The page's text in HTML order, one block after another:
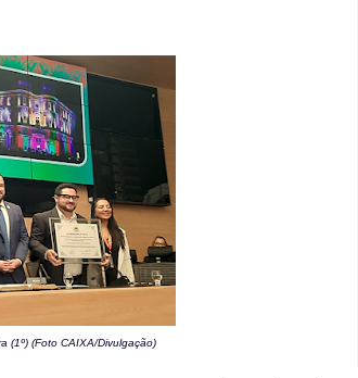
(1º) (Foto CAIXA/Divulgação)